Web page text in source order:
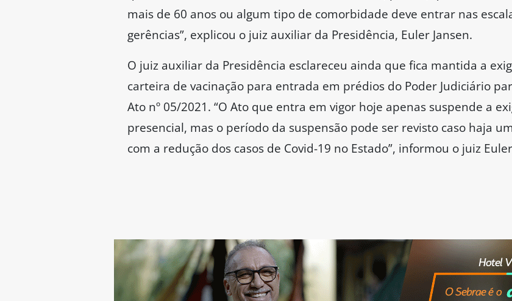
mais de 60 anos ou algum tipo de comorbidade deve entrar nas
gerências”, explicou o juiz auxiliar da Presidência, Euler Jansen.
O juiz auxiliar da Presidência esclareceu ainda que fica mantida a
carteira de vacinação para entrada em prédios do Poder Judiciário
Ato nº 05/2021. “O Ato que entra em vigor hoje apenas suspende a
presencial, mas o período da suspensão pode ser revisto caso haja
com a redução dos casos de Covid-19 no Estado”, informou o juiz